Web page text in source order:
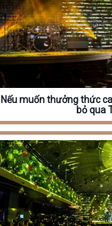
Nếu muốn thưởng thức
bỏ qua